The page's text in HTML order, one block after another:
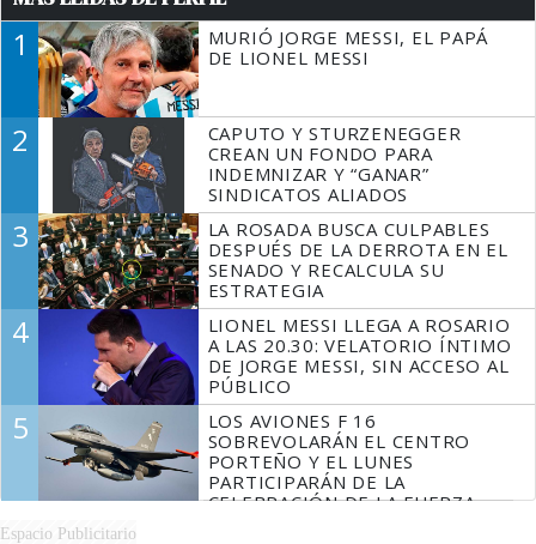
1
MURIÓ JORGE MESSI, EL PAPÁ
DE LIONEL MESSI
2
CAPUTO Y STURZENEGGER
CREAN UN FONDO PARA
INDEMNIZAR Y “GANAR”
SINDICATOS ALIADOS
3
LA ROSADA BUSCA CULPABLES
DESPUÉS DE LA DERROTA EN EL
SENADO Y RECALCULA SU
ESTRATEGIA
4
LIONEL MESSI LLEGA A ROSARIO
A LAS 20.30: VELATORIO ÍNTIMO
DE JORGE MESSI, SIN ACCESO AL
PÚBLICO
5
LOS AVIONES F 16
SOBREVOLARÁN EL CENTRO
PORTEÑO Y EL LUNES
PARTICIPARÁN DE LA
CELEBRACIÓN DE LA FUERZA
Espacio Publicitario